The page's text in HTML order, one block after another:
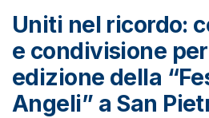
Uniti nel ricordo:
e condivisione
edizione della
Angeli” a San